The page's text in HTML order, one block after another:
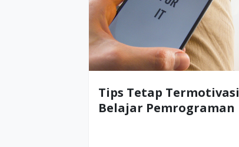
Tips Tetap
Belajar Pemrograman